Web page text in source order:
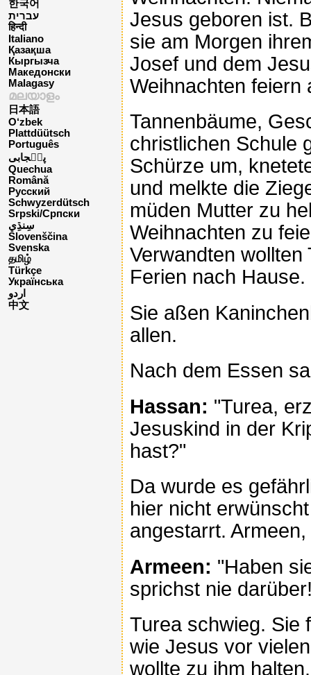
한국어
עברית
हिन्दी
Italiano
Қазақша
Кыргызча
Македонски
Malagasy
മലയാളം
日本語
O‘zbek
Plattdüütsch
Português
پن٘جابی
Quechua
Română
Русский
Schwyzerdütsch
Srpski/Српски
Slovenščina
Svenska
தமிழ்
Türkçe
Українська
اردو
中文
Jesus geboren ist.
sie am Morgen
Josef und dem
Weihnachten feiern
Tannenbäume,
christlichen Schule
Schürze um,
und melkte die
müden Mutter zu
Weihnachten zu
Verwandten
Ferien nach Hause.
Sie aßen
allen.
Nach dem Essen
Hassan: "Turea,
Jesuskind in der
hast?"
Da wurde es
hier nicht
angestarrt.
Armeen: "Haben
sprichst nie
Turea schwieg. Sie
wie Jesus vor
wollte zu ihm